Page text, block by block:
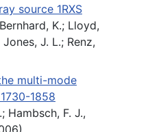
source 1RXS
Bernhard, K.; Lloyd,
J. L.; Renz,
multi-mode
1858
Hambsch, F. J.,